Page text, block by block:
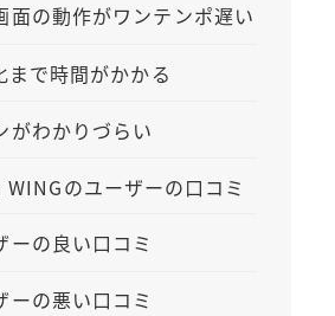
面の動作がワンテンポ遅い
まで時間がかかる
がわかりづらい
のユーザーの口コミ
ーの良い口コミ
ーの悪い口コミ